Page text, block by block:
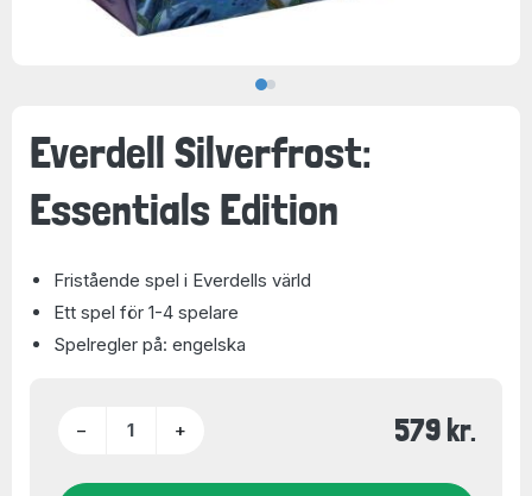
Everdell Silverfrost:
Essentials Edition
Fristående spel i Everdells värld
Ett spel för 1-4 spelare
Spelregler på: engelska
− + 579 kr.